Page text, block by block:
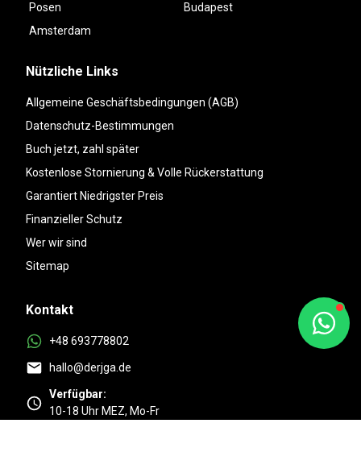
Posen
Budapest
Amsterdam
Nützliche Links
Allgemeine Geschäftsbedingungen (AGB)
Datenschutz-Bestimmungen
Buch jetzt, zahl später
Kostenlose Stornierung & Volle Rückerstattung
Garantiert Niedrigster Preis
Finanzieller Schutz
Wer wir sind
Sitemap
Kontakt
+48 693778802
hallo@derjga.de
Verfügbar:
10-18 Uhr MEZ, Mo-Fr